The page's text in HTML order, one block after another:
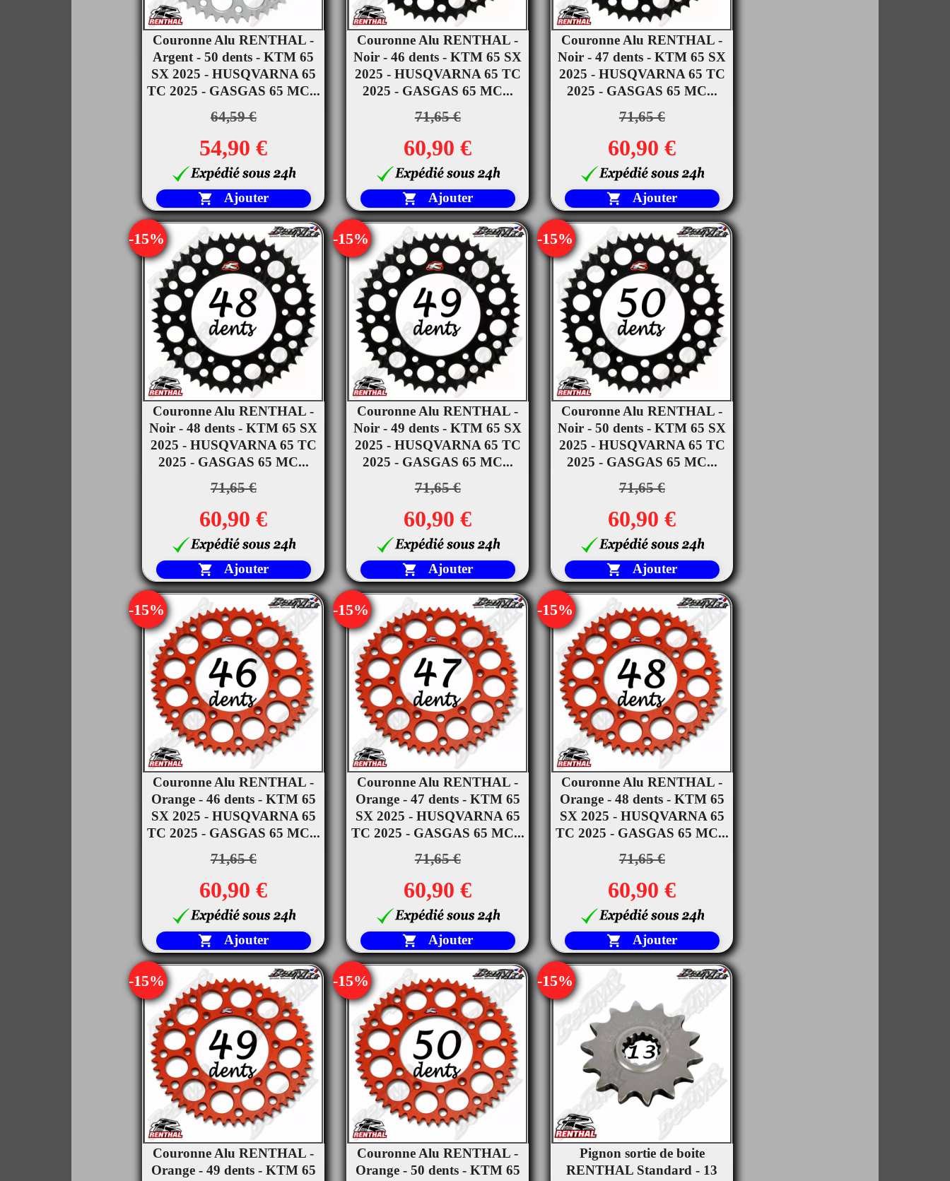
Couronne Alu RENTHAL -
Argent - 50 dents - KTM 65
SX 2025 - HUSQVARNA 65
TC 2025 - GASGAS 65 MC...
64,59 €
54,90 €
 Ajouter
Aperçu rapide
Couronne Alu RENTHAL -
Noir - 46 dents - KTM 65 SX
2025 - HUSQVARNA 65 TC
2025 - GASGAS 65 MC...
71,65 €
60,90 €
 Ajouter
Aperçu rapide
Couronne Alu RENTHAL -
Noir - 47 dents - KTM 65 SX
2025 - HUSQVARNA 65 TC
2025 - GASGAS 65 MC...
71,65 €
60,90 €
 Ajouter
Aperçu rapide
Couronne Alu RENTHAL -
Noir - 48 dents - KTM 65 SX
2025 - HUSQVARNA 65 TC
2025 - GASGAS 65 MC...
71,65 €
-15%
60,90 €
 Ajouter
Aperçu rapide
Couronne Alu RENTHAL -
Noir - 49 dents - KTM 65 SX
2025 - HUSQVARNA 65 TC
2025 - GASGAS 65 MC...
71,65 €
-15%
60,90 €
 Ajouter
Aperçu rapide
Couronne Alu RENTHAL -
Noir - 50 dents - KTM 65 SX
2025 - HUSQVARNA 65 TC
2025 - GASGAS 65 MC...
71,65 €
-15%
60,90 €
 Ajouter
Aperçu rapide
Couronne Alu RENTHAL -
Orange - 46 dents - KTM 65
SX 2025 - HUSQVARNA 65
TC 2025 - GASGAS 65 MC...
71,65 €
-15%
60,90 €
 Ajouter
 Aperçu rapide
Couronne Alu RENTHAL -
Orange - 47 dents - KTM 65
SX 2025 - HUSQVARNA 65
TC 2025 - GASGAS 65 MC...
71,65 €
-15%
60,90 €
 Ajouter
 Aperçu rapide
Couronne Alu RENTHAL -
Orange - 48 dents - KTM 65
SX 2025 - HUSQVARNA 65
TC 2025 - GASGAS 65 MC...
71,65 €
-15%
60,90 €
 Ajouter
 Aperçu rapide
Couronne Alu RENTHAL -
Orange - 49 dents - KTM 65
-15%
 Aperçu rapide
Couronne Alu RENTHAL -
Orange - 50 dents - KTM 65
-15%
 Aperçu rapide
Pignon sortie de boite
RENTHAL Standard - 13
-15%
Aperçu rapide